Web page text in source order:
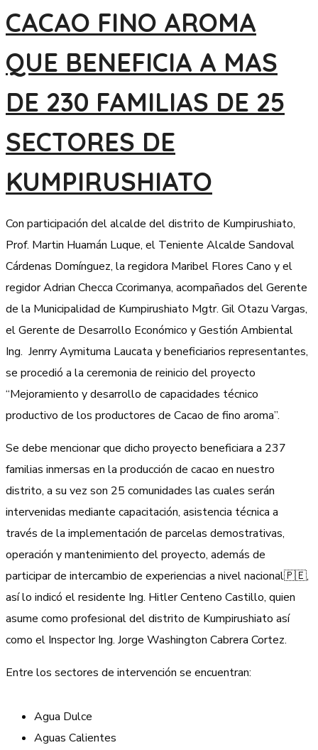
CACAO FINO AROMA
QUE BENEFICIA A MAS
DE 230 FAMILIAS DE 25
SECTORES DE
KUMPIRUSHIATO
Con participación del alcalde del distrito de Kumpirushiato,
Prof. Martin Huamán Luque, el Teniente Alcalde Sandoval
Cárdenas Domínguez, la regidora Maribel Flores Cano y el
regidor Adrian Checca Ccorimanya, acompañados del Gerente
de la Municipalidad de Kumpirushiato Mgtr. Gil Otazu Vargas,
el Gerente de Desarrollo Económico y Gestión Ambiental
Ing. Jenrry Aymituma Laucata y beneficiarios representantes,
se procedió a la ceremonia de reinicio del proyecto
“Mejoramiento y desarrollo de capacidades técnico
productivo de los productores de Cacao de fino aroma”.
Se debe mencionar que dicho proyecto beneficiara a 237
familias inmersas en la producción de cacao en nuestro
distrito, a su vez son 25 comunidades las cuales serán
intervenidas mediante capacitación, asistencia técnica a
través de la implementación de parcelas demostrativas,
operación y mantenimiento del proyecto, además de
participar de intercambio de experiencias a nivel nacional🇵🇪,
así lo indicó el residente Ing. Hitler Centeno Castillo, quien
asume como profesional del distrito de Kumpirushiato así
como el Inspector Ing. Jorge Washington Cabrera Cortez.
Entre los sectores de intervención se encuentran:
Agua Dulce
Aguas Calientes